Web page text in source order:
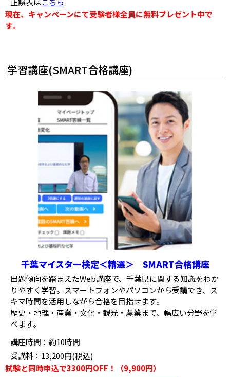
現在、キャンペーンにて受験者様全員に無料プレゼント中で
す。
学習講座(SMART合格講座)
千葉マイスター検定＜精選＞ SMART合格講座
出題傾向を踏まえたWeb講座で、千葉県に関する知識をわか
りやすく学習。スマートフォンやパソコンから受講でき、ス
キマ時間を活用しながら合格を目指せます。
歴史・地理・産業・文化・観光・農業まで、幅広い分野を学
べます。
講座時間：約10時間
受講料：13,200円(税込)
試験と同時申込で3300円OFF！（9,900円）